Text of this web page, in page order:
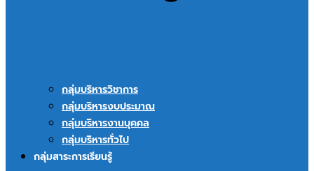
กลุ่มบริหารวิชาการ
กลุ่มบริหารงบประมาณ
กลุ่มบริหารงานบุคคล
กลุ่มบริหารทั่วไป
กลุ่มสาระการเรียนรู้